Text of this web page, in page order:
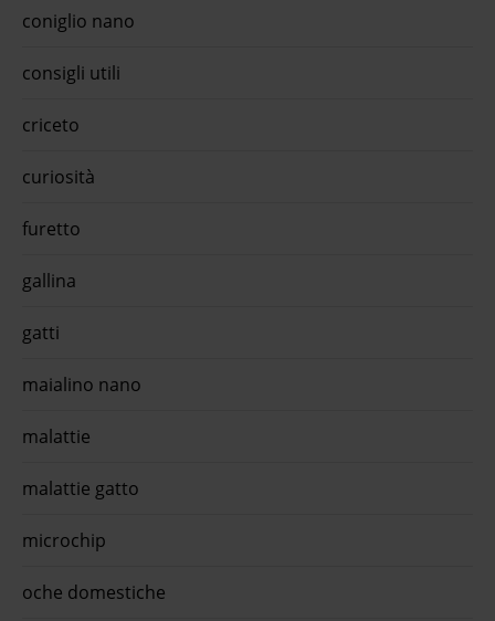
coniglio nano
consigli utili
criceto
curiosità
furetto
gallina
gatti
maialino nano
malattie
malattie gatto
microchip
oche domestiche